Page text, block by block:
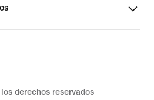
derechos reservados